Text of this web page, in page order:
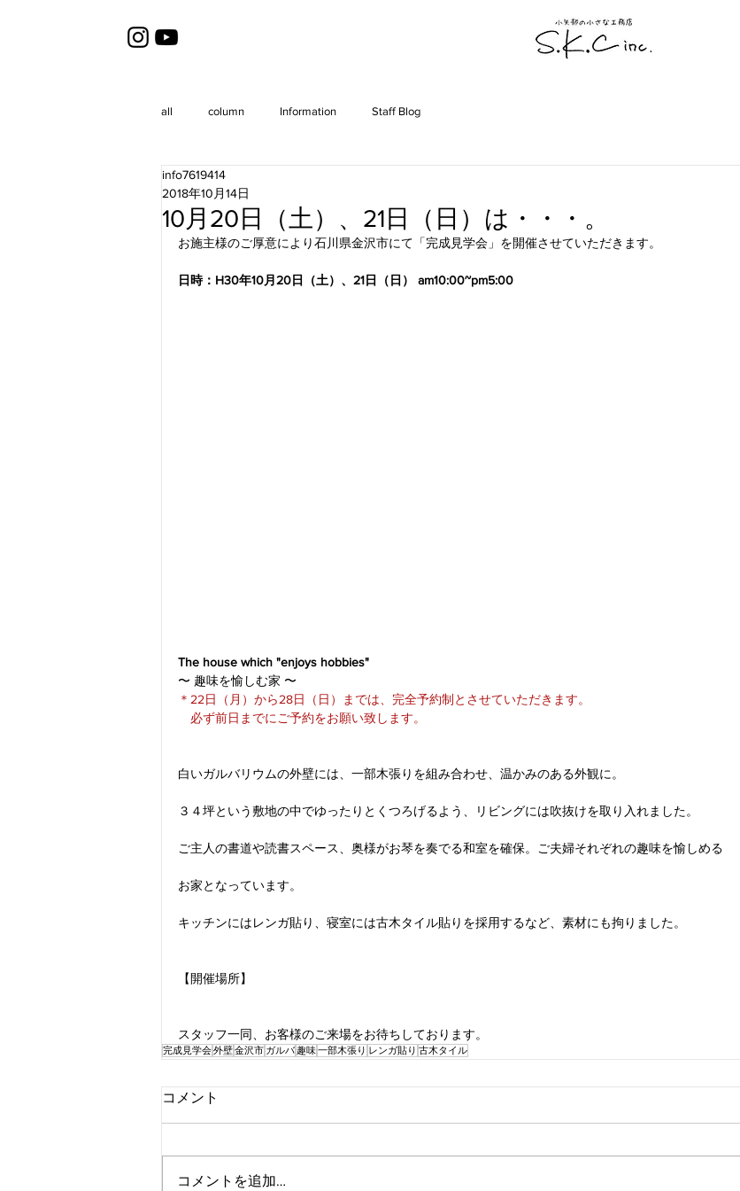
all column Information Staff Blog
10月20日（土）、21日（日）は・・・。
info7619414
2018年10月14日
お施主様のご厚意により石川県金沢市にて「完成見学会」を開催させていただきます。
日時：H30年10月20日（土）、21日（日） am10:00~pm5:00
The house which "enjoys hobbies"
〜 趣味を愉しむ家 〜
＊22日（月）から28日（日）までは、完全予約制とさせていただきます。
必ず前日までにご予約をお願い致します。
白いガルバリウムの外壁には、一部木張りを組み合わせ、温かみのある外観に。
３４坪という敷地の中でゆったりとくつろげるよう、リビングには吹抜けを取り入れました。
ご主人の書道や読書スペース、奥様がお琴を奏でる和室を確保。ご夫婦それぞれの趣味を愉しめる
お家となっています。
キッチンにはレンガ貼り、寝室には古木タイル貼りを採用するなど、素材にも拘りました。
【開催場所】
スタッフ一同、お客様のご来場をお待ちしております。
完成見学会外壁金沢市 ガルバ趣味一部木張り レンガ貼り 古木タイル
コメント
コメントを追加…